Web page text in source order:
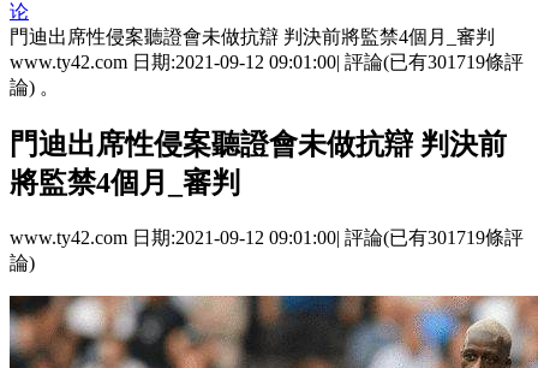
论
門迪出席性侵案聽證會未做抗辯 判決前將監禁4個月_審判
www.ty42.com 日期:2021-09-12 09:01:00| 評論(已有301719條評
論) 。
門迪出席性侵案聽證會未做抗辯 判決前
將監禁4個月_審判
www.ty42.com 日期:2021-09-12 09:01:00| 評論(已有301719條評
論)